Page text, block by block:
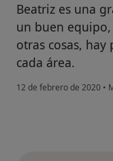
Beatriz es una
un buen
otras cosas, hay
cada área.
12 de febrero de 2020 •